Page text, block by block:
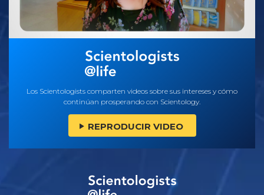
Los Scientologists comparten videos sobre sus intereses y cómo
continúan prosperando con Scientology.
REPRODUCIR VIDEO